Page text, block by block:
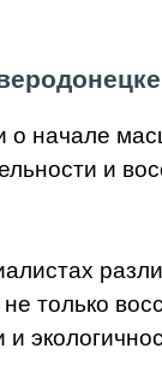
о начале
и
только